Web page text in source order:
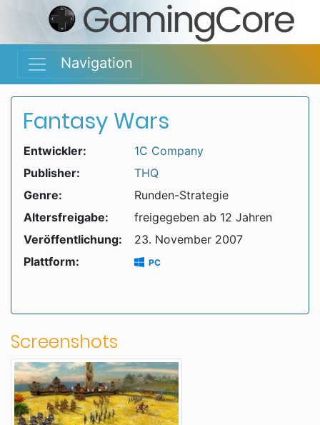
Navigation
Fantasy Wars
Entwickler:
1C Company
Publisher:
THQ
Genre:
Runden-Strategie
Altersfreigabe:
freigegeben ab 12 Jahren
Veröffentlichung:
23. November 2007
Plattform:
PC
Screenshots